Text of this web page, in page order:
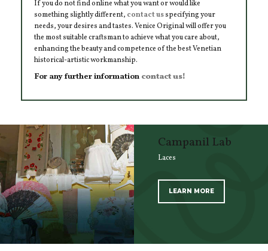
If you do not find online what you want or would like
something slightly different, contact usspecifying your
needs, your desires and tastes. Venice Original will offer you
the most suitable craftsman to achieve what you care about,
enhancing the beauty and competence of the best Venetian
historical-artistic workmanship.
For any further information contact us!
Campanil Lab
Laces
LEARN MORE